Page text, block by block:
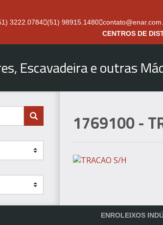
3222.0784 (51) 98915.1480
CENTROS DE
Escavadeira e outras
1769100-
ENROLEIXOS